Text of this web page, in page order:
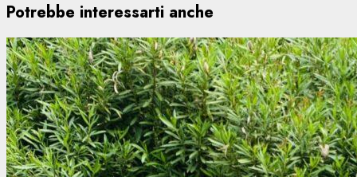
Potrebbe interessarti anche